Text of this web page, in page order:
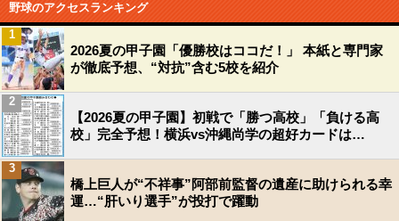
野球のアクセスランキング
2026夏の甲子園「優勝校はココだ！」 本紙と専門家
が徹底予想、“対抗”含む5校を紹介
1
【2026夏の甲子園】初戦で「勝つ高校」「負ける高
校」完全予想！横浜vs沖縄尚学の超好カードは…
2
橋上巨人が“不祥事”阿部前監督の遺産に助けられる幸
運…“肝いり選手”が投打で躍動
3